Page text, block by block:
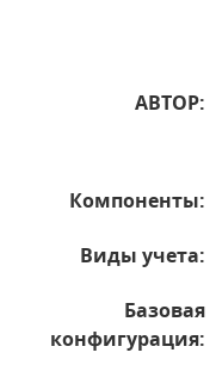
АВТОР:
Компоненты:
Виды учета:
Базовая
конфигурация: